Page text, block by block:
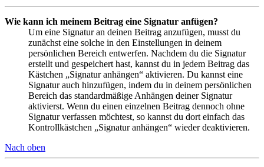
Wie kann ich meinem Beitrag eine Signatur anfügen?
Um eine Signatur an deinen Beitrag anzufügen, musst du
zunächst eine solche in den Einstellungen in deinem
persönlichen Bereich entwerfen. Nachdem du die Signatur
erstellt und gespeichert hast, kannst du in jedem Beitrag das
Kästchen „Signatur anhängen“ aktivieren. Du kannst eine
Signatur auch hinzufügen, indem du in deinem persönlichen
Bereich das standardmäßige Anhängen deiner Signatur
aktivierst. Wenn du einen einzelnen Beitrag dennoch ohne
Signatur verfassen möchtest, so kannst du dort einfach das
Kontrollkästchen „Signatur anhängen“ wieder deaktivieren.
Nach oben